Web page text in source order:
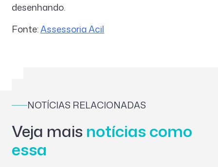
desenhando.
Fonte:Assessoria Acil
NOTÍCIAS RELACIONADAS
Veja mais notícias como
essa